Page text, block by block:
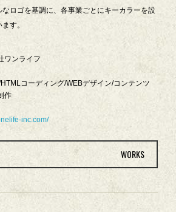
ロゴを基調に、各事業ごとにキーカラーを設
す。
ワンライフ
コーディング/WEBデザイン/コンテンツ
作
inc.com/
WORKS